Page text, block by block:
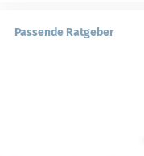
Passende Ratgeber